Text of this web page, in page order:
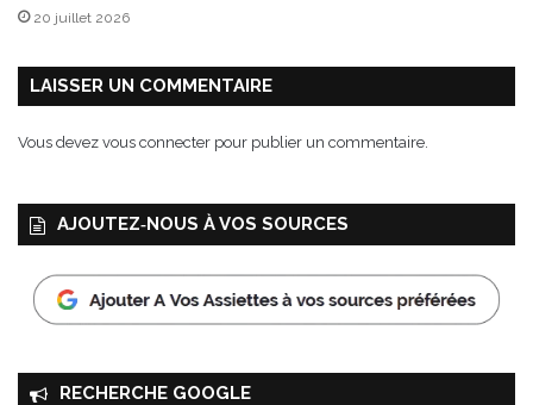
20 juillet 2026
LAISSER UN COMMENTAIRE
Vous devez vous connecter pour publier un commentaire.
AJOUTEZ‑NOUS À VOS SOURCES
RECHERCHE GOOGLE